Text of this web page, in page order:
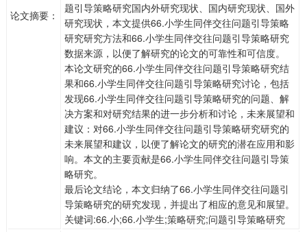
论文摘要：
题引导策略研究国内外研究现状、国内研究现状、国外
研究现状，本文提供66.小学生同伴交往问题引导策略
研究研究方法和66.小学生同伴交往问题引导策略研究
数据来源，以便了解研究的论文的可靠性和可信度。
本论文研究的66.小学生同伴交往问题引导策略研究结
果和66.小学生同伴交往问题引导策略研究讨论，包括
发现66.小学生同伴交往问题引导策略研究的问题、解
决方案和对研究结果的进一步分析和讨论，未来展望和
建议：对66.小学生同伴交往问题引导策略研究研究的
未来展望和建议，以便了解论文的研究的潜在应用和影
响。本文的主要贡献是66.小学生同伴交往问题引导策
略研究。
最后论文结论，本文归纳了66.小学生同伴交往问题引
导策略研究的研究发现，并提出了相应的意见和展望。
关键词:66.小;66.小学生;策略研究;问题引导策略研究